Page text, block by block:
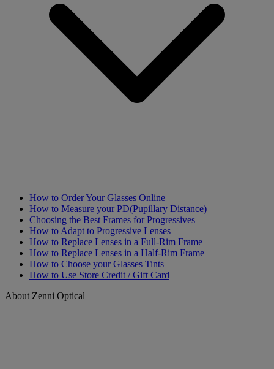
How to Order Your Glasses Online
How to Measure your PD(Pupillary Distance)
Choosing the Best Frames for Progressives
How to Adapt to Progressive Lenses
How to Replace Lenses in a Full-Rim Frame
How to Replace Lenses in a Half-Rim Frame
How to Choose your Glasses Tints
How to Use Store Credit / Gift Card
About Zenni Optical